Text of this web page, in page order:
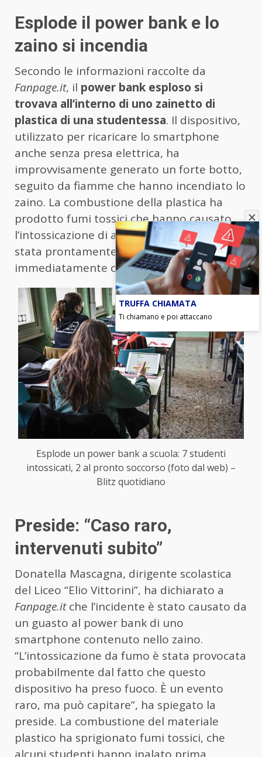
Esplode il power bank e lo
zaino si incendia
Secondo le informazioni raccolte da
Fanpage.it, il power bank esploso si
trovava all’interno di uno zainetto di
plastica di una studentessa. Il dispositivo,
utilizzato per ricaricare lo smartphone
anche senza presa elettrica, ha
improvvisamente generato un forte botto,
seguito da fiamme che hanno incendiato lo
zaino. La combustione della plastica ha
prodotto fumi tossici che hanno causato
l’intossicazione di alcuni studenti. L’aula è
stata prontamente evacuata e la scuola ha
immediatamente contattato il 118.
Esplode un power bank a scuola: 7 studenti
intossicati, 2 al pronto soccorso (foto dal web) –
Blitz quotidiano
Preside: “Caso raro,
intervenuti subito”
Donatella Mascagna, dirigente scolastica
del Liceo “Elio Vittorini”, ha dichiarato a
Fanpage.itche l’incidente è stato causato da
un guasto al power bank di uno
smartphone contenuto nello zaino.
“L’intossicazione da fumo è stata provocata
probabilmente dal fatto che questo
dispositivo ha preso fuoco. È un evento
raro, ma può capitare”, ha spiegato la
preside. La combustione del materiale
plastico ha sprigionato fumi tossici, che
TRUFFA CHIAMATA
Ti chiamano e poi attaccano